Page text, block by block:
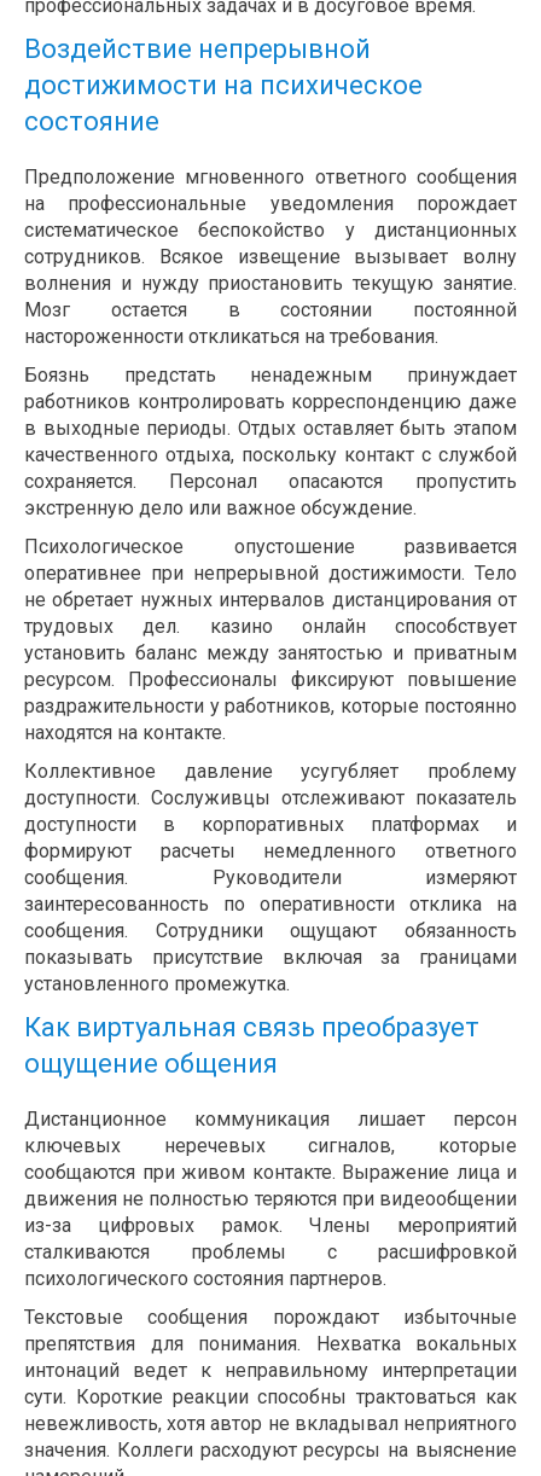
профессиональных задачах и в досуговое время.
Воздействие непрерывной
достижимости на психическое
состояние
Предположение мгновенного ответного сообщения
на профессиональные уведомления порождает
систематическое беспокойство у дистанционных
сотрудников. Всякое извещение вызывает волну
волнения и нужду приостановить текущую занятие.
Мозг остается в состоянии постоянной
настороженности откликаться на требования.
Боязнь предстать ненадежным принуждает
работников контролировать корреспонденцию даже
в выходные периоды. Отдых оставляет быть этапом
качественного отдыха, поскольку контакт с службой
сохраняется. Персонал опасаются пропустить
экстренную дело или важное обсуждение.
Психологическое опустошение развивается
оперативнее при непрерывной достижимости. Тело
не обретает нужных интервалов дистанцирования от
трудовых дел. казино онлайн способствует
установить баланс между занятостью и приватным
ресурсом. Профессионалы фиксируют повышение
раздражительности у работников, которые постоянно
находятся на контакте.
Коллективное давление усугубляет проблему
доступности. Сослуживцы отслеживают показатель
доступности в корпоративных платформах и
формируют расчеты немедленного ответного
сообщения. Руководители измеряют
заинтересованность по оперативности отклика на
сообщения. Сотрудники ощущают обязанность
показывать присутствие включая за границами
установленного промежутка.
Как виртуальная связь преобразует
ощущение общения
Дистанционное коммуникация лишает персон
ключевых неречевых сигналов, которые
сообщаются при живом контакте. Выражение лица и
движения не полностью теряются при видеообщении
из-за цифровых рамок. Члены мероприятий
сталкиваются проблемы с расшифровкой
психологического состояния партнеров.
Текстовые сообщения порождают избыточные
препятствия для понимания. Нехватка вокальных
интонаций ведет к неправильному интерпретации
сути. Короткие реакции способны трактоваться как
невежливость, хотя автор не вкладывал неприятного
значения. Коллеги расходуют ресурсы на выяснение